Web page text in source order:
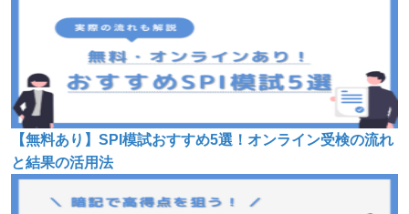
【無料あり】SPI模試おすすめ5選！オンライン受検の流れ
と結果の活用法